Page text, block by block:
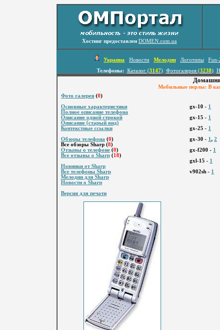
Хостинг предоставлен DOMEN.com.ua
Украина Новости Мелодии Логотипы
Fun-
Телефоны:
Каталог (3147) Фотогалерея (3238)
Мобильные перлы: В
Фото галерея (0)
Основные характеристики
Полное описание телефона
Описание одной строкой
Описание (старый вид)
Контекстные ссылки
Обзоры телефона (0)
Все обзоры Sharp (8)
Отзывы о телефоне (0)
Все отзывы о Sharp (18)
Новинки от Sharp
Все телефоны Sharp
Мелодии для Sharp
Новости о Sharp
Версия для печати
gx-10 - 1
gx-15 - 1
gx-25 - 1
gx-30 - 1 , 2
gx-f200 - 1
gxl-15 - 1
v902sh - 1